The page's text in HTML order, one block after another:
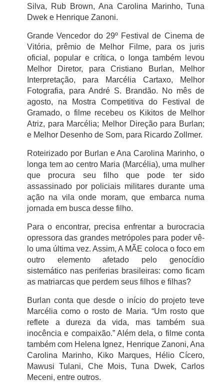
Silva, Rub Brown, Ana Carolina Marinho, Tuna
Dwek e Henrique Zanoni.
Grande Vencedor do 29º Festival de Cinema de
Vitória, prêmio de Melhor Filme, para os juris
oficial, popular e crítica, o longa também levou
Melhor Diretor, para Cristiano Burlan, Melhor
Interpretação, para Marcélia Cartaxo, Melhor
Fotografia, para André S. Brandão. No mês de
agosto, na Mostra Competitiva do Festival de
Gramado, o filme recebeu os Kikitos de Melhor
Atriz, para Marcélia; Melhor Direção para Burlan;
e Melhor Desenho de Som, para Ricardo Zollmer.
Roteirizado por Burlan e Ana Carolina Marinho, o
longa tem ao centro Maria (Marcélia), uma mulher
que procura seu filho que pode ter sido
assassinado por policiais militares durante uma
ação na vila onde moram, que embarca numa
jornada em busca desse filho.
Para o encontrar, precisa enfrentar a burocracia
opressora das grandes metrópoles para poder vê-
lo uma última vez. Assim, A MÃE coloca o foco em
outro elemento afetado pelo genocídio
sistemático nas periferias brasileiras: como ficam
as matriarcas que perdem seus filhos e filhas?
Burlan conta que desde o início do projeto teve
Marcélia como o rosto de Maria. “Um rosto que
reflete a dureza da vida, mas também sua
inocência e compaixão.” Além dela, o filme conta
também com Helena Ignez, Henrique Zanoni, Ana
Carolina Marinho, Kiko Marques, Hélio Cícero,
Mawusi Tulani, Che Mois, Tuna Dwek, Carlos
Meceni, entre outros.